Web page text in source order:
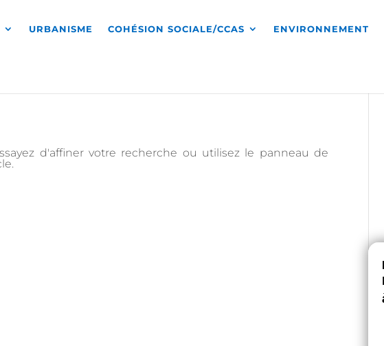
URBANISME COHÉSION SOCIALE/CCAS ENVIRONNEMENT
d'affiner votre recherche ou utilisez le panneau de